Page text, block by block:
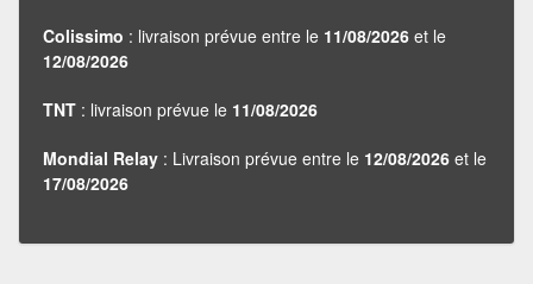
Colissimo : livraison prévue entre le 11/08/2026 et le
12/08/2026
TNT : livraison prévue le 11/08/2026
Mondial Relay : Livraison prévue entre le 12/08/2026 et le
17/08/2026